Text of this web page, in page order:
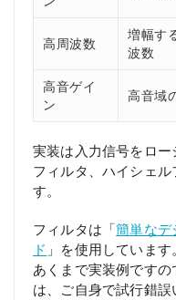
高周波数
増幅す
波数
高音ゲイ
ン
高音域
実装は入力信号をロ
フィルタ、ハイシェ
す。
フィルタは「簡単なデ
ド 」を使用しています。
あくまで実装例です
は、ご自身で試行錯誤